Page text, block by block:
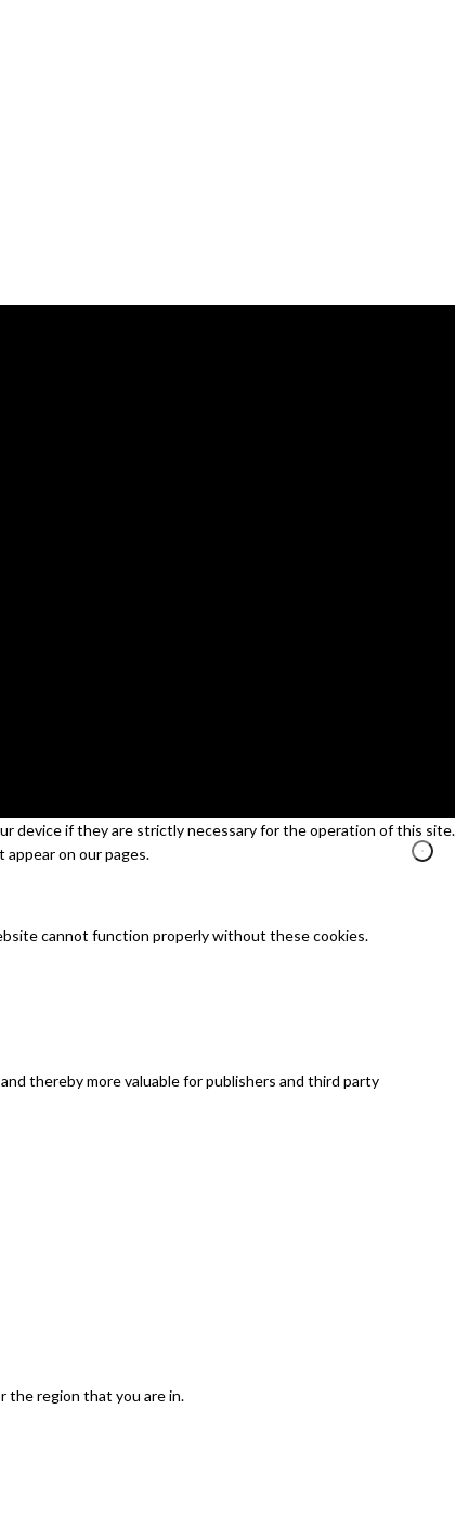
device if they are strictly necessary for the operation of this site.
on our pages.
cannot function properly without these cookies.
thereby more valuable for publishers and third party
the region that you are in.